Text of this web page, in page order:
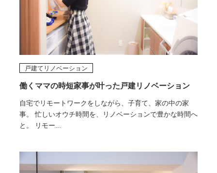
働くママの時短家事が叶った戸建リノベーション
自宅でリモートワークをしながら、子育て、家の中の家
事。 忙しいオウチ時間を、リノベーションで豊かな時間へ
と。 リモー...
戸建てリノベーション